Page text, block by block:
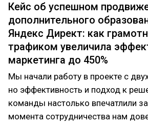
Кейс об успешном
дополнительного
Яндекс Директ: как
трафиком увеличила
маркетинга до 450%
Мы начали работу в проекте с
но эффективность и подход к
команды настолько впечатлили
момента сотрудничества нам